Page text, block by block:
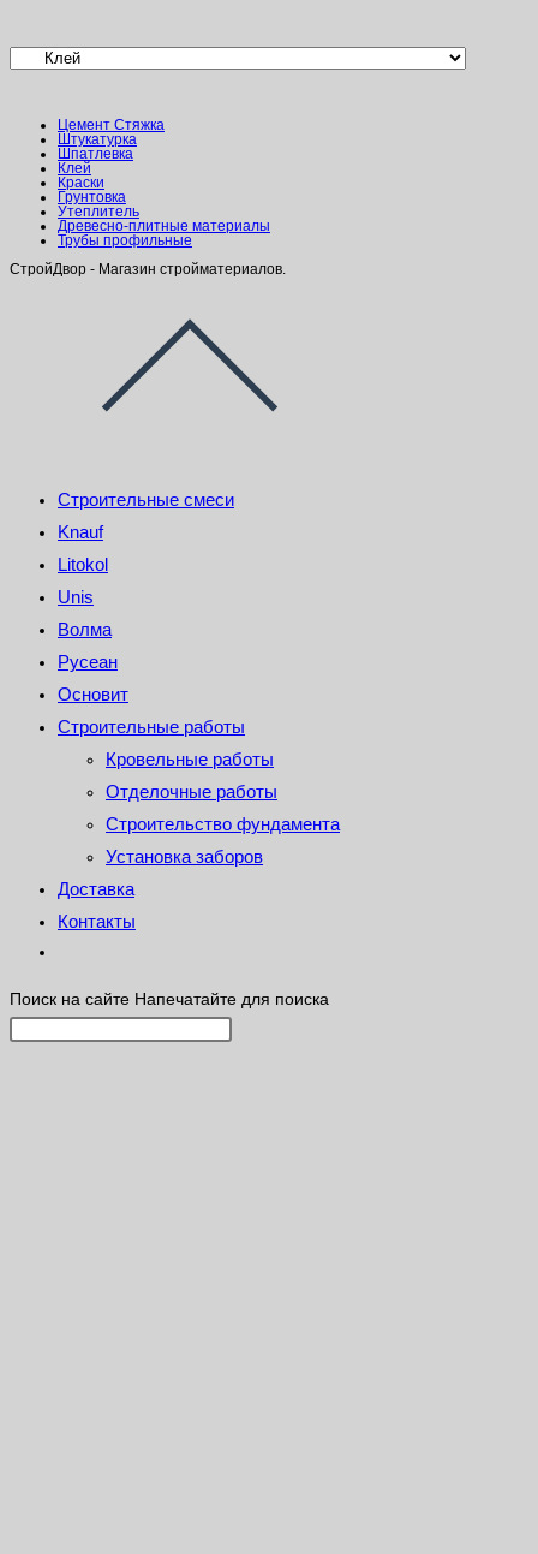
Цемент Стяжка
Штукатурка
Шпатлевка
Клей
Краски
Грунтовка
Утеплитель
Древесно-плитные материалы
Трубы профильные
СтройДвор - Магазин стройматериалов.
Строительные смеси
Knauf
Litokol
Unis
Волма
Русеан
Основит
Строительные работы
Кровельные работы
Отделочные работы
Строительство фундамента
Установка заборов
Доставка
Контакты
Поиск на сайте Напечатайте для поиска